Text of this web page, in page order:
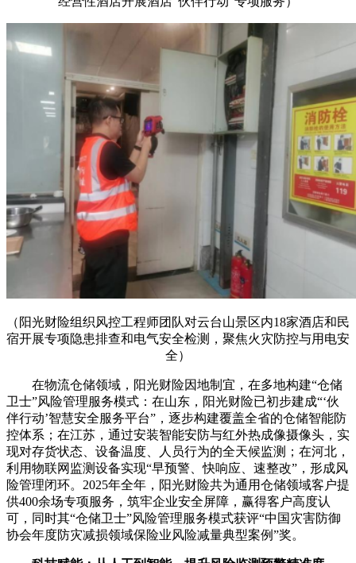
（阳光财险组织风控工程师团队对云台山景区内18家酒店和民
宿开展专项隐患排查和电气安全检测，聚焦火灾防控与用电安
全）
在物流仓储领域，阳光财险因地制宜，在多地构建“仓储
卫士”风险管理服务模式：在山东，阳光财险已初步建成“‘伙
伴行动’智慧安全服务平台”，逐步构建覆盖全省的仓储智能防
控体系；在江苏，通过安装智能安防与红外热成像摄像头，实
现对存货状态、设备温度、人员行为的全天候监测；在河北，
利用物联网监测设备实现“早预警、快响应、速整改”，形成风
险管理闭环。2025年全年，阳光财险共为通用仓储领域客户提
供400余场专项服务，筑牢企业安全屏障，赢得客户高度认
可，同时其“仓储卫士”风险管理服务模式获评“中国灾害防御
协会年度防灾减损领域保险业风险减量典型案例”奖。